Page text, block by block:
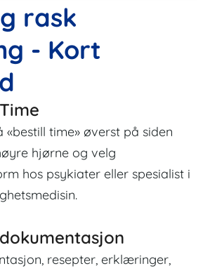
rask
- Kort
time» øverst på siden
hjørne og velg
hos psykiater eller spesialist i
resepter, erklæringer,